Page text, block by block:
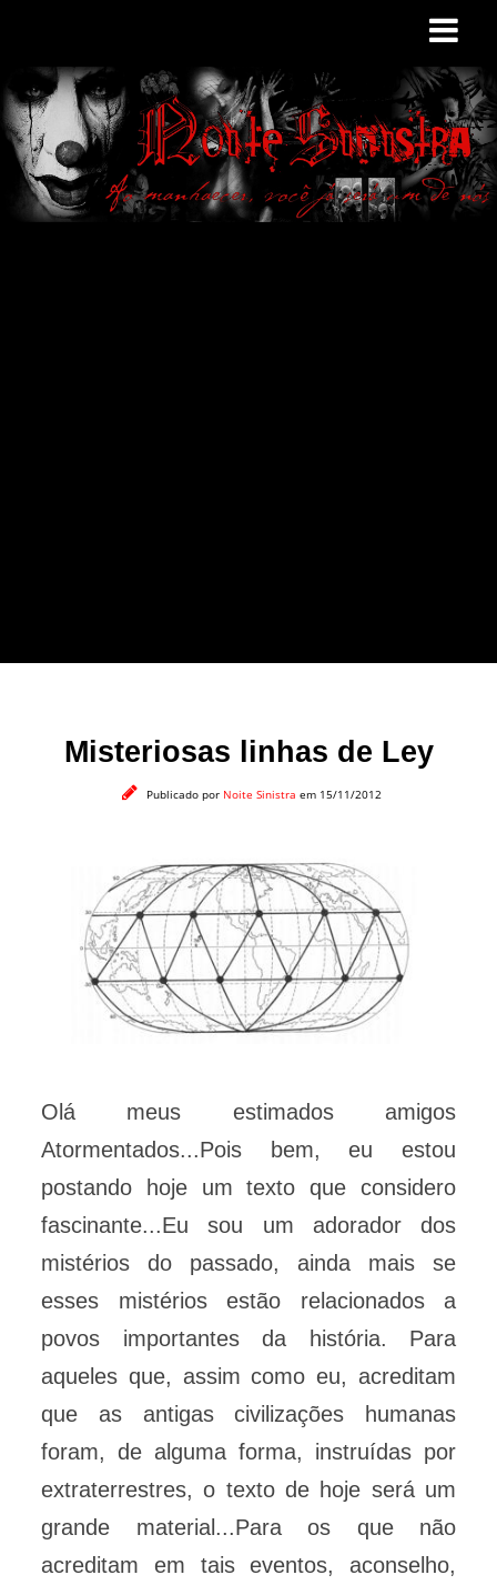
Misteriosas linhas de Ley
Publicado por Noite Sinistra em 15/11/2012
Olá meus estimados amigos
Atormentados...Pois bem, eu estou
postando hoje um texto que considero
fascinante...Eu sou um adorador dos
mistérios do passado, ainda mais se
esses mistérios estão relacionados a
povos importantes da história. Para
aqueles que, assim como eu, acreditam
que as antigas civilizações humanas
foram, de alguma forma, instruídas por
extraterrestres, o texto de hoje será um
grande material...Para os que não
acreditam em tais eventos, aconselho,